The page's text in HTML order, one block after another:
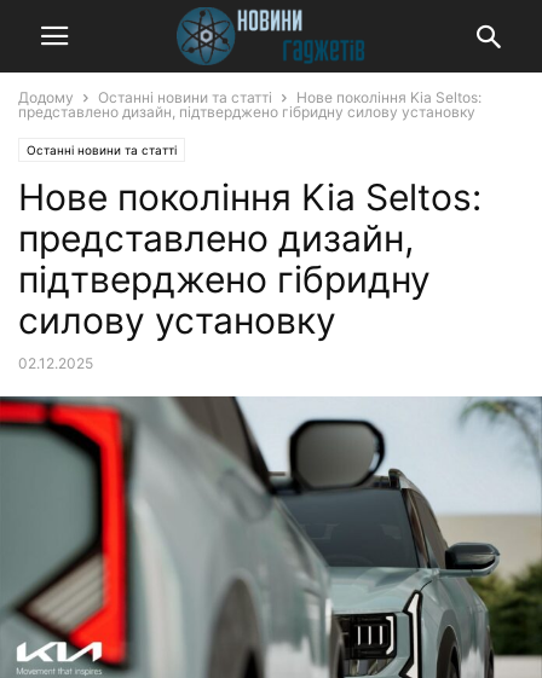
Додому Останні новини та статті
Нове покоління Kia Seltos:
представлено дизайн, підтверджено гібридну силову установку
Останні новини та статті
Нове покоління Kia Seltos:
представлено дизайн,
підтверджено гібридну
силову установку
02.12.2025